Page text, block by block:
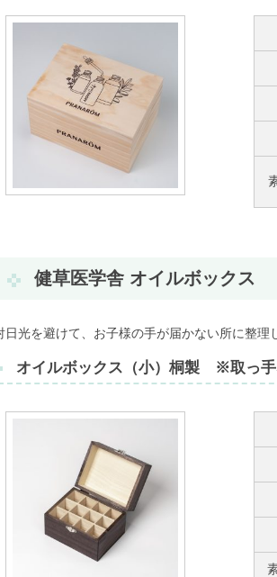
健草医学舎 オイルボックス
日光を避けて、お子様の手が届かない所に整理
オイルボックス（小）桐製 ※取っ手